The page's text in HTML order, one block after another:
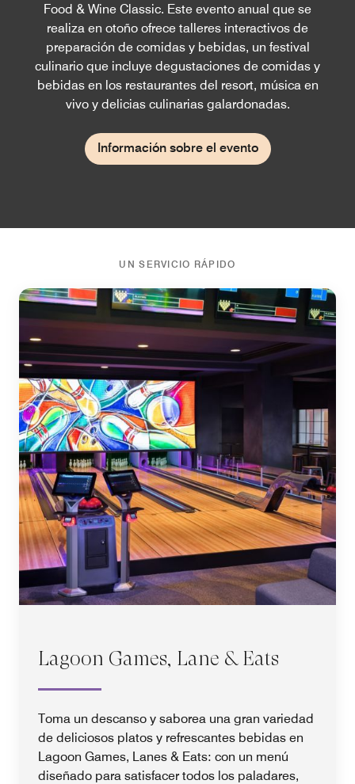
Food & Wine Classic. Este evento anual que se
realiza en otoño ofrece talleres interactivos de
preparación de comidas y bebidas, un festival
culinario que incluye degustaciones de comidas y
bebidas en los restaurantes del resort, música en
vivo y delicias culinarias galardonadas.
Información sobre el evento
UN SERVICIO RÁPIDO
Lagoon Games, Lane & Eats
Toma un descanso y saborea una gran variedad
de deliciosos platos y refrescantes bebidas en
Lagoon Games, Lanes & Eats: con un menú
diseñado para satisfacer todos los paladares,